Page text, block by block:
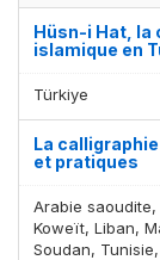
Hüsn-i Hat,
islamique en
Türkiye
La
et pratiques
Arabie
Koweït, Liban,
Soudan,